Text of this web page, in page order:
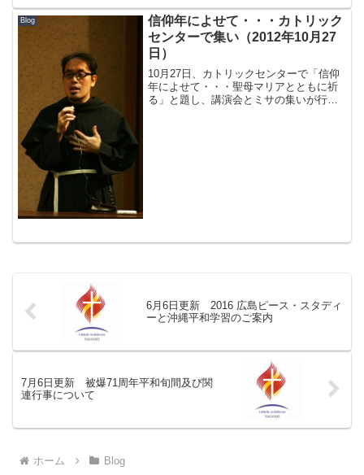
Blog
信仰年によせて・・・カトリック
センターで集い（2012年10月27
日）
10月27日、カトリックセンターで「信仰
年によせて・・・聖母マリアとともに祈
る」と題し、講演会とミサの集いが行わ
6月6日更新 2016 広島ピース・スタディ
ーと沖縄平和学習のご案内
7月6日更新 被爆71周年平和旬間及び関
連行事について
ホーム Blog